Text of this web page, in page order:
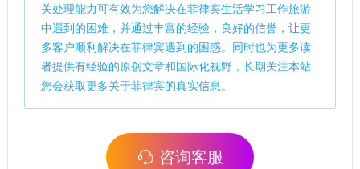
关处理能力可有效为您解决在菲律宾生活学习工作旅游
中遇到的困难，并通过丰富的经验，良好的信誉，让更
多客户顺利解决在菲律宾遇到的困惑。同时也为更多读
者提供有经验的原创文章和国际化视野，长期关注本站
您会获取更多关于菲律宾的真实信息。
咨询客服